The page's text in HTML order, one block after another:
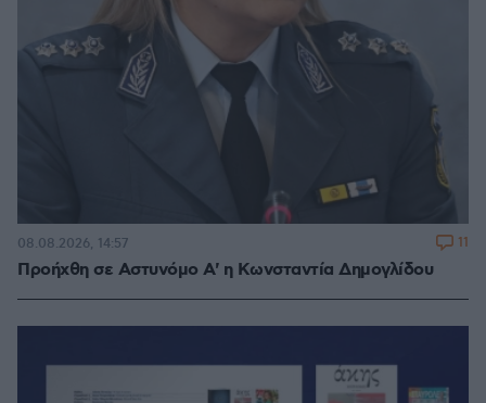
Προήχθη σε Αστυνόμο Α' η Κωνσταντία Δημογλίδου
08.08.2026, 14:57 11